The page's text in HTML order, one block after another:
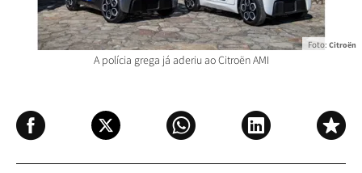
A polícia grega já aderiu ao Citroën AMI
Foto: Citroën